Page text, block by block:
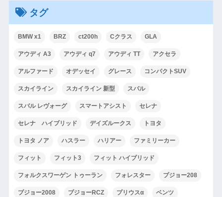
タグ
BMW x1 BRZ ct200h Cクラス GLA
アウディ A3 アウディ q7 アウディ TT アクセラ
アルファード オデッセイ グレース コンパクトSUV
スカイライン スカイライン 新型 スバル
スバル レヴォーグ スマートアシスト セレナ
セレナ ハイブリッド デイズルークス トヨタ
トヨタ ノア ハスラー ハリアー ファミリーカー
フィット フィット3 フィット ハイブリッド
フォルクスワーゲン トゥーラン フォレスター プジョー208
プジョー2008 プジョーRCZ プリウスα ベンツ